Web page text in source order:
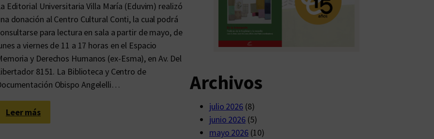
s
t
o
?
Editorial Universitaria Villa María (Eduvim) realizó
donación al Centro Cultural Conti, la cual podrá
para lectura en sala a partir de mayo, de
a viernes de 11 a 17 horas en el Espacio
y Derechos Humanos (ex-Esma), en Av. Del
8151. La Biblioteca y Centro de
Obispo Angelelli…
Leer más:
P
Archivos
julio 2026(8)
junio 2026(5)
mayo 2026 (10)